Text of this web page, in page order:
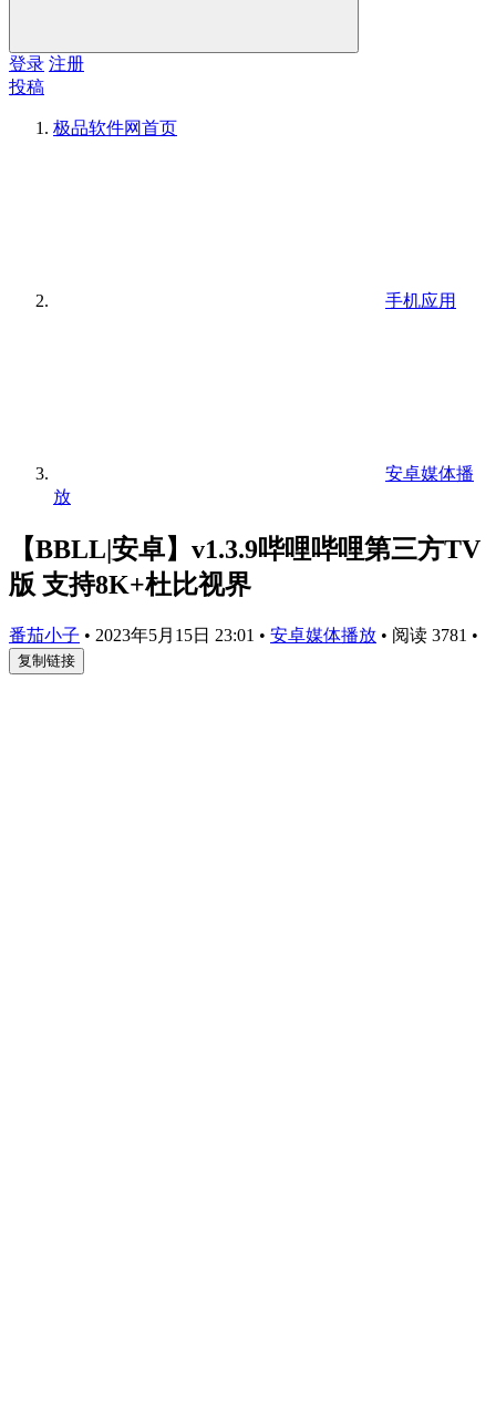
登录 注册
投稿
极品软件网首页
手机应用
安卓媒体播
放
【BBLL|安卓】v1.3.9哔哩哔哩第三方TV
版 支持8K+杜比视界
番茄小子 • 2023年5月15日 23:01 • 安卓媒体播放 • 阅读 3781 •
复制链接